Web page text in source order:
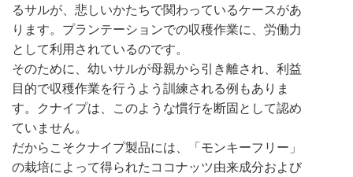
るサルが、悲しいかたちで関わっているケースがあ
ります。プランテーションでの収穫作業に、労働力
として利用されているのです。
そのために、幼いサルが母親から引き離され、利益
目的で収穫作業を行うよう訓練される例もありま
す。クナイプは、このような慣行を断固として認め
ていません。
だからこそクナイプ製品には、「モンキーフリー」
の栽培によって得られたココナッツ由来成分および